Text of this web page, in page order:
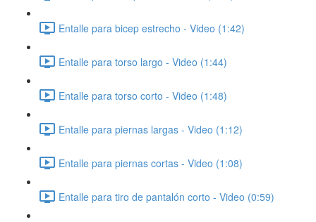
Entalle para bicep estrecho - Video (1:42)
Entalle para torso largo - Video (1:44)
Entalle para torso corto - Video (1:48)
Entalle para piernas largas - Video (1:12)
Entalle para piernas cortas - Video (1:08)
Entalle para tiro de pantalón corto - Video (0:59)